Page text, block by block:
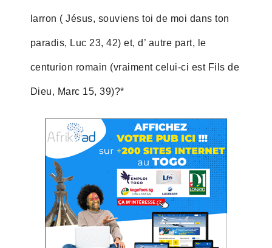
larron ( Jésus, souviens toi de moi dans ton
paradis, Luc 23, 42) et, d’ autre part, le
centurion romain (vraiment celui-ci est Fils de
Dieu, Marc 15, 39)?*